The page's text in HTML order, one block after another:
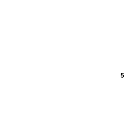
5